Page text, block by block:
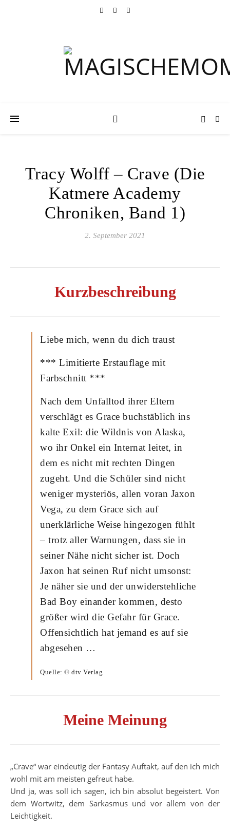
Tracy Wolff – Crave (Die
Katmere Academy
Chroniken, Band 1)
2. September 2021
Kurzbeschreibung
Liebe mich, wenn du dich traust
*** Limitierte Erstauflage mit
Farbschnitt ***
Nach dem Unfalltod ihrer Eltern
verschlägt es Grace buchstäblich ins
kalte Exil: die Wildnis von Alaska,
wo ihr Onkel ein Internat leitet, in
dem es nicht mit rechten Dingen
zugeht. Und die Schüler sind nicht
weniger mysteriös, allen voran Jaxon
Vega, zu dem Grace sich auf
unerklärliche Weise hingezogen fühlt
– trotz aller Warnungen, dass sie in
seiner Nähe nicht sicher ist. Doch
Jaxon hat seinen Ruf nicht umsonst:
Je näher sie und der unwiderstehliche
Bad Boy einander kommen, desto
größer wird die Gefahr für Grace.
Offensichtlich hat jemand es auf sie
abgesehen …
Quelle: © dtv Verlag
Meine Meinung
„Crave“ war eindeutig der Fantasy Auftakt, auf den ich mich
wohl mit am meisten gefreut habe.
Und ja, was soll ich sagen, ich bin absolut begeistert. Von
dem Wortwitz, dem Sarkasmus und vor allem von der
Leichtigkeit.